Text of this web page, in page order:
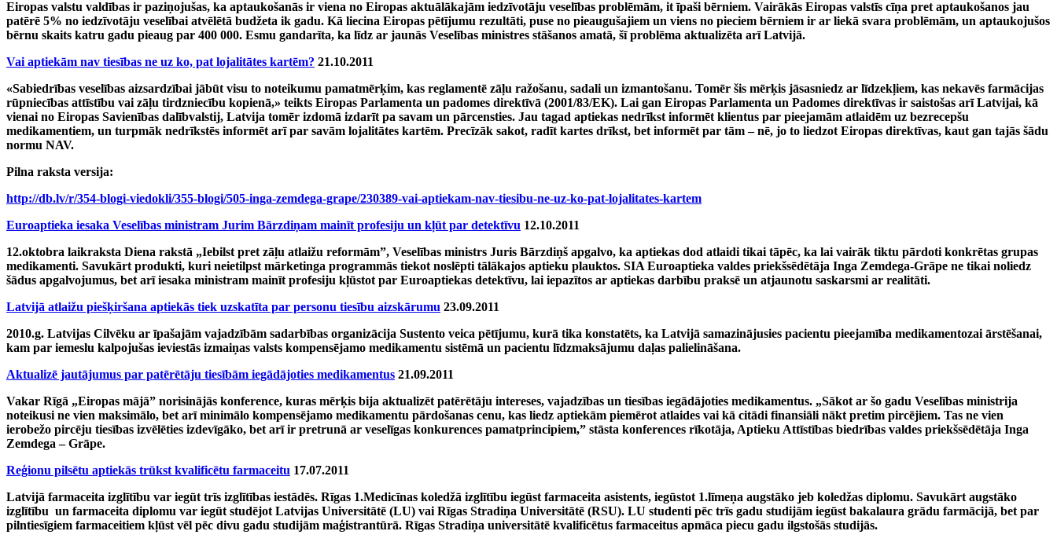
Eiropas valstu valdības ir paziņojušas, ka aptaukošanās ir viena no Eiropas aktuālākajām iedzīvotāju veselības problēmām, it īpaši bērniem. Vairākās Eiropas valstīs cīņa pret aptaukošanos jau
patērē 5% no iedzīvotāju veselībai atvēlētā budžeta ik gadu. Kā liecina Eiropas pētījumu rezultāti, puse no pieaugušajiem un viens no pieciem bērniem ir ar liekā svara problēmām, un aptaukojušos
bērnu skaits katru gadu pieaug par 400 000. Esmu gandarīta, ka līdz ar jaunās Veselības ministres stāšanos amatā, šī problēma aktualizēta arī Latvijā.
Vai aptiekām nav tiesības ne uz ko, pat lojalitātes kartēm? 21.10.2011
«Sabiedrības veselības aizsardzībai jābūt visu to noteikumu pamatmērķim, kas reglamentē zāļu ražošanu, sadali un izmantošanu. Tomēr šis mērķis jāsasniedz ar līdzekļiem, kas nekavēs farmācijas
rūpniecības attīstību vai zāļu tirdzniecību kopienā,» teikts Eiropas Parlamenta un padomes direktīvā (2001/83/EK). Lai gan Eiropas Parlamenta un Padomes direktīvas ir saistošas arī Latvijai, kā
vienai no Eiropas Savienības dalībvalstij, Latvija tomēr izdomā izdarīt pa savam un pārcensties. Jau tagad aptiekas nedrīkst informēt klientus par pieejamām atlaidēm uz bezrecepšu
medikamentiem, un turpmāk nedrīkstēs informēt arī par savām lojalitātes kartēm. Precīzāk sakot, radīt kartes drīkst, bet informēt par tām – nē, jo to liedzot Eiropas direktīvas, kaut gan tajās šādu
normu NAV.
Pilna raksta versija:
http://db.lv/r/354-blogi-viedokli/355-blogi/505-inga-zemdega-grape/230389-vai-aptiekam-nav-tiesibu-ne-uz-ko-pat-lojalitates-kartem
Euroaptieka iesaka Veselības ministram Jurim Bārzdiņam mainīt profesiju un kļūt par detektīvu 12.10.2011
12.oktobra laikraksta Diena rakstā „Iebilst pret zāļu atlaižu reformām”, Veselības ministrs Juris Bārzdiņš apgalvo, ka aptiekas dod atlaidi tikai tāpēc, ka lai vairāk tiktu pārdoti konkrētas grupas
medikamenti. Savukārt produkti, kuri neietilpst mārketinga programmās tiekot noslēpti tālākajos aptieku plauktos. SIA Euroaptieka valdes priekšsēdētāja Inga Zemdega-Grāpe ne tikai noliedz
šādus apgalvojumus, bet arī iesaka ministram mainīt profesiju kļūstot par Euroaptiekas detektīvu, lai iepazītos ar aptiekas darbību praksē un atjaunotu saskarsmi ar realitāti.
Latvijā atlaižu piešķiršana aptiekās tiek uzskatīta par personu tiesību aizskārumu 23.09.2011
2010.g. Latvijas Cilvēku ar īpašajām vajadzībām sadarbības organizācija Sustento veica pētījumu, kurā tika konstatēts, ka Latvijā samazinājusies pacientu pieejamība medikamentozai ārstēšanai,
kam par iemeslu kalpojušas ieviestās izmaiņas valsts kompensējamo medikamentu sistēmā un pacientu līdzmaksājumu daļas palielināšana.
Aktualizē jautājumus par patērētāju tiesībām iegādājoties medikamentus 21.09.2011
Vakar Rīgā „Eiropas mājā” norisinājās konference, kuras mērķis bija aktualizēt patērētāju intereses, vajadzības un tiesības iegādājoties medikamentus. „Sākot ar šo gadu Veselības ministrija
noteikusi ne vien maksimālo, bet arī minimālo kompensējamo medikamentu pārdošanas cenu, kas liedz aptiekām piemērot atlaides vai kā citādi finansiāli nākt pretim pircējiem. Tas ne vien
ierobežo pircēju tiesības izvēlēties izdevīgāko, bet arī ir pretrunā ar veselīgas konkurences pamatprincipiem,” stāsta konferences rīkotāja, Aptieku Attīstības biedrības valdes priekšsēdētāja Inga
Zemdega – Grāpe.
Reģionu pilsētu aptiekās trūkst kvalificētu farmaceitu 17.07.2011
Latvijā farmaceita izglītību var iegūt trīs izglītības iestādēs. Rīgas 1.Medicīnas koledžā izglītību iegūst farmaceita asistents, iegūstot 1.līmeņa augstāko jeb koledžas diplomu. Savukārt augstāko
izglītību un farmaceita diplomu var iegūt studējot Latvijas Universitātē (LU) vai Rīgas Stradiņa Universitātē (RSU). LU studenti pēc trīs gadu studijām iegūst bakalaura grādu farmācijā, bet par
pilntiesīgiem farmaceitiem kļūst vēl pēc divu gadu studijām maģistrantūrā. Rīgas Stradiņa universitātē kvalificētus farmaceitus apmāca piecu gadu ilgstošās studijās.